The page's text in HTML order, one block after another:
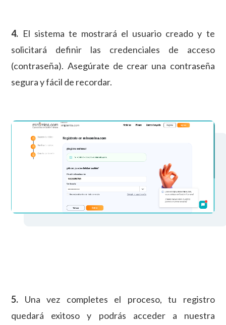
4. El sistema te mostrará el usuario creado y te
solicitará definir las credenciales de acceso
(contraseña). Asegúrate de crear una contraseña
segura y fácil de recordar.
5. Una vez completes el proceso, tu registro
quedará exitoso y podrás acceder a nuestra